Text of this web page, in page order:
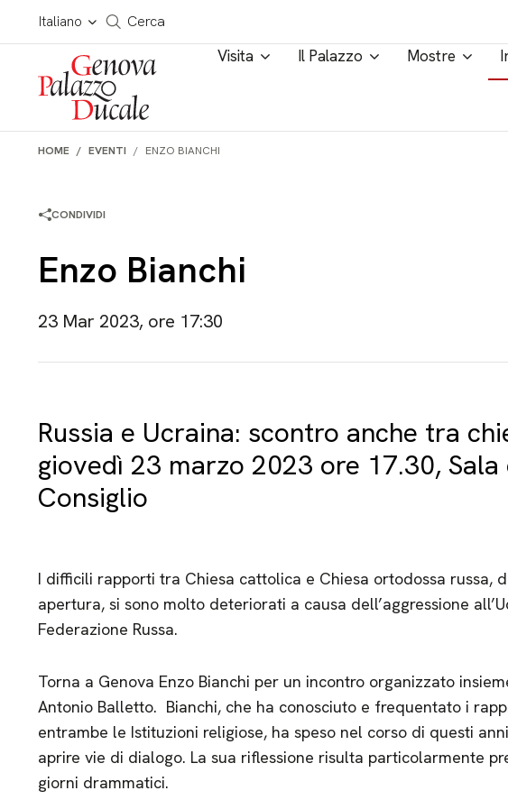
Salta al contenuto
Italiano
Cerca in tutto il sito
Cerca
Visita Il Palazzo Mostre
HOME EVENTI ENZO BIANCHI
CONDIVIDI
Enzo Bianchi
23 Mar 2023, ore 17:30
Russia e Ucraina: scontro anche tra
giovedì 23 marzo 2023 ore 17.30,
Consiglio
I difficili rapporti tra Chiesa cattolica e Chiesa ortodossa russa,
apertura, si sono molto deteriorati a causa dell’aggressione
Federazione Russa.
Torna a Genova Enzo Bianchi per un incontro organizzato
Antonio Balletto. Bianchi, che ha conosciuto e frequentato i
entrambe le Istituzioni religiose, ha speso nel corso di questi
aprire vie di dialogo. La sua riflessione risulta particolarmente
giorni drammatici.